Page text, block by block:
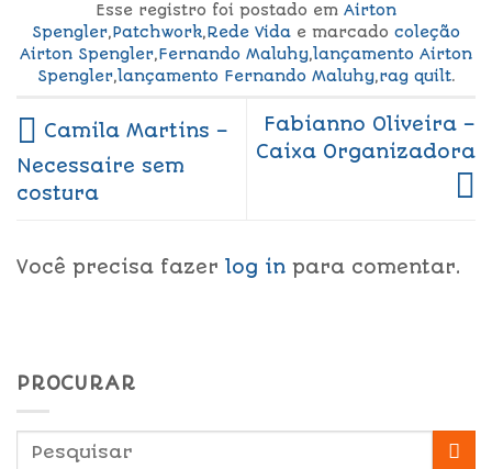
Esse registro foi postado em Airton
Spengler,Patchwork,Rede Vida e marcado coleção
Airton Spengler,Fernando Maluhy,lançamento Airton
Spengler,lançamento Fernando Maluhy,rag quilt.
Camila Martins –
Necessaire sem
costura
Fabianno Oliveira –
Caixa Organizadora
Você precisa fazer log in para comentar.
PROCURAR